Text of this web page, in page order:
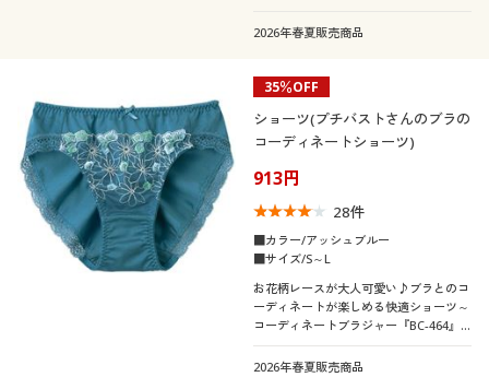
2026年春夏販売商品
35％OFF
ショーツ(プチバストさんのブラの
コーディネートショーツ)
913円
28件
■カラー/アッシュブルー
■サイズ/S～L
お花柄レースが大人可愛い♪ブラとのコ
ーディネートが楽しめる快適ショーツ～
コーディネートブラジャー『BC-464』
～
2026年春夏販売商品